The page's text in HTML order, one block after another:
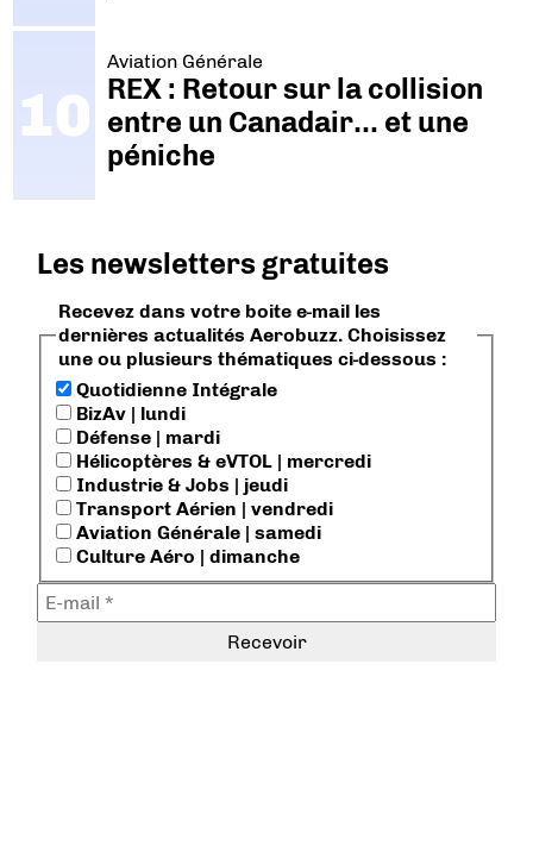
Aviation Générale
REX : Retour sur la collision
entre un Canadair… et une
péniche
Les newsletters gratuites
Recevez dans votre boite e-mail les
dernières actualités Aerobuzz. Choisissez
une ou plusieurs thématiques ci-dessous :
Quotidienne Intégrale
BizAv | lundi
Défense | mardi
Hélicoptères & eVTOL | mercredi
Industrie & Jobs | jeudi
Transport Aérien | vendredi
Aviation Générale | samedi
Culture Aéro | dimanche